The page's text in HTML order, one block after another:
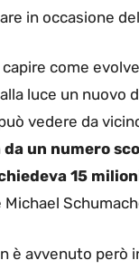
in occasione
come
luce un nuovo
vedere da
un numero
15
è avvenuto però